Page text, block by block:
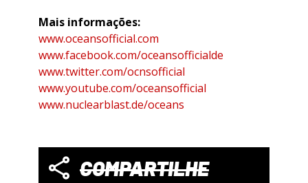
Mais informações:
www.oceansofficial.com
www.facebook.com/oceansofficialde
www.twitter.com/ocnsofficial
www.youtube.com/oceansofficial
www.nuclearblast.de/oceans
COMPARTILHE